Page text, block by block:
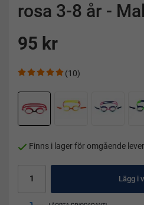
rosa 3-8 år -
95 kr
(10)
Finns i lager för omgående
Lägg i